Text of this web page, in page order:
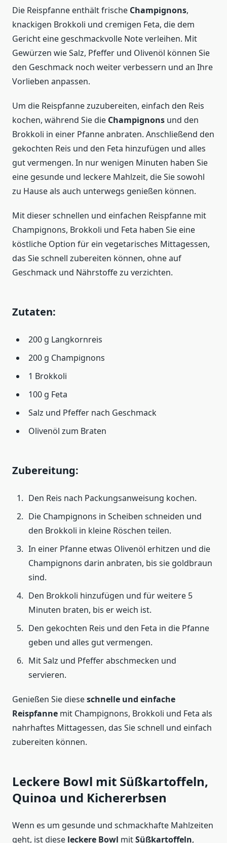
Die Reispfanne enthält frische Champignons,
knackigen Brokkoli und cremigen Feta, die dem
Gericht eine geschmackvolle Note verleihen. Mit
Gewürzen wie Salz, Pfeffer und Olivenöl können Sie
den Geschmack noch weiter verbessern und an Ihre
Vorlieben anpassen.
Um die Reispfanne zuzubereiten, einfach den Reis
kochen, während Sie die Champignons und den
Brokkoli in einer Pfanne anbraten. Anschließend den
gekochten Reis und den Feta hinzufügen und alles
gut vermengen. In nur wenigen Minuten haben Sie
eine gesunde und leckere Mahlzeit, die Sie sowohl
zu Hause als auch unterwegs genießen können.
Mit dieser schnellen und einfachen Reispfanne mit
Champignons, Brokkoli und Feta haben Sie eine
köstliche Option für ein vegetarisches Mittagessen,
das Sie schnell zubereiten können, ohne auf
Geschmack und Nährstoffe zu verzichten.
Zutaten:
200 g Langkornreis
200 g Champignons
1 Brokkoli
100 g Feta
Salz und Pfeffer nach Geschmack
Olivenöl zum Braten
Zubereitung:
Den Reis nach Packungsanweisung kochen.
Die Champignons in Scheiben schneiden und
den Brokkoli in kleine Röschen teilen.
In einer Pfanne etwas Olivenöl erhitzen und die
Champignons darin anbraten, bis sie goldbraun
sind.
Den Brokkoli hinzufügen und für weitere 5
Minuten braten, bis er weich ist.
Den gekochten Reis und den Feta in die Pfanne
geben und alles gut vermengen.
Mit Salz und Pfeffer abschmecken und
servieren.
Genießen Sie dieseschnelle und einfache
Reispfanne mit Champignons, Brokkoli und Feta als
nahrhaftes Mittagessen, das Sie schnell und einfach
zubereiten können.
Leckere Bowl mit Süßkartoffeln,
Quinoa und Kichererbsen
Wenn es um gesunde und schmackhafte Mahlzeiten
geht, ist diese leckere Bowl mitSüßkartoffeln,